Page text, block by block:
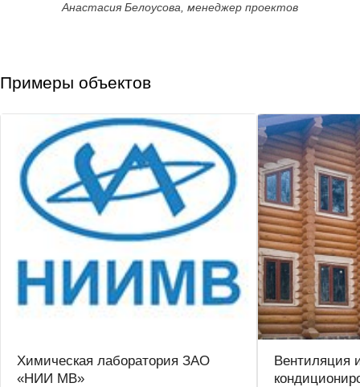
Анастасия Белоусова, менеджер проектов
Примеры объектов
Химическая лаборатория ЗАО
«НИИ МВ»
Вентиляция